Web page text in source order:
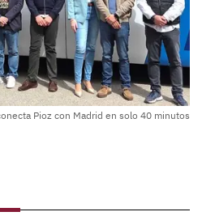
Pioz con Madrid en solo 40 minutos